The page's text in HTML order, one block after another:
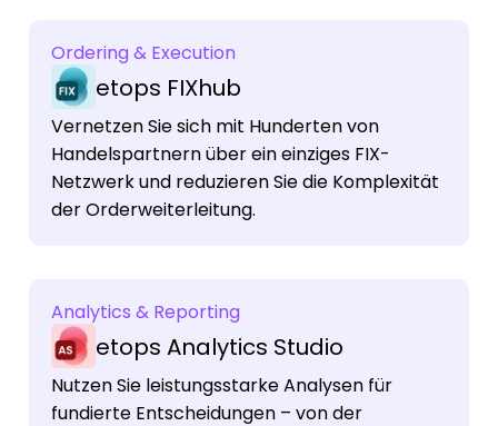
Ordering & Execution
etops FIXhub
Vernetzen Sie sich mit Hunderten von
Handelspartnern über ein einziges FIX-
Netzwerk und reduzieren Sie die Komplexität
der Orderweiterleitung.
Analytics & Reporting
etops Analytics Studio
Nutzen Sie leistungsstarke Analysen für
fundierte Entscheidungen – von der